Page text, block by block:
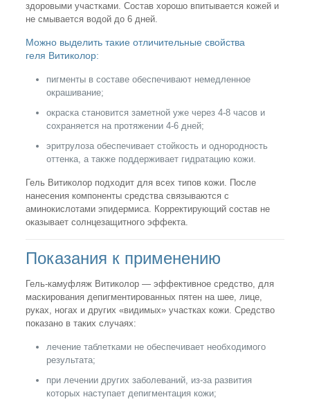
здоровыми участками. Состав хорошо впитывается кожей и
не смывается водой до 6 дней.
Можно выделить такие отличительные свойства
геля Витиколор:
пигменты в составе обеспечивают немедленное
окрашивание;
окраска становится заметной уже через 4-8 часов и
сохраняется на протяжении 4-6 дней;
эритрулоза обеспечивает стойкость и однородность
оттенка, а также поддерживает гидратацию кожи.
Гель Витиколор подходит для всех типов кожи. После
нанесения компоненты средства связываются с
аминокислотами эпидермиса. Корректирующий состав не
оказывает солнцезащитного эффекта.
Показания к применению
Гель-камуфляж Витиколор — эффективное средство, для
маскирования депигментированных пятен на шее, лице,
руках, ногах и других «видимых» участках кожи. Средство
показано в таких случаях:
лечение таблетками не обеспечивает необходимого
результата;
при лечении других заболеваний, из-за развития
которых наступает депигментация кожи;